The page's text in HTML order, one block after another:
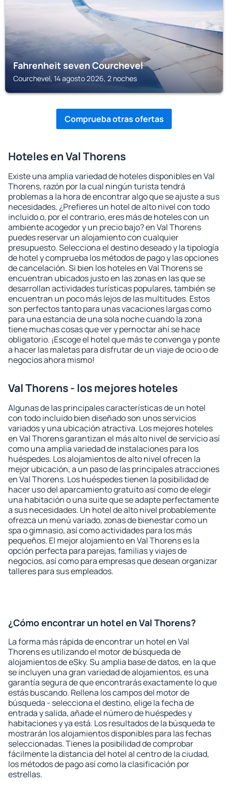
Fahrenheit seven Courchevel
Courchevel, 14 agosto 2026, 2 noches
Comprueba otras ofertas
Hoteles en Val Thorens
Existe una amplia variedad de hoteles disponibles en Val
Thorens, razón por la cual ningún turista tendrá
problemas a la hora de encontrar algo que se ajuste a sus
necesidades. ¿Prefieres un hotel de alto nivel con todo
incluido o, por el contrario, eres más de hoteles con un
ambiente acogedor y un precio bajo? en Val Thorens
puedes reservar un alojamiento con cualquier
presupuesto. Selecciona el destino deseado y la tipología
de hotel y comprueba los métodos de pago y las opciones
de cancelación. Si bien los hoteles en Val Thorens se
encuentran ubicados justo en las zonas en las que se
desarrollan actividades turísticas populares, también se
encuentran un poco más lejos de las multitudes. Estos
son perfectos tanto para unas vacaciones largas como
para una estancia de una sola noche cuando la zona
tiene muchas cosas que ver y pernoctar ahí se hace
obligatorio. ¡Escoge el hotel que más te convenga y ponte
a hacer las maletas para disfrutar de un viaje de ocio o de
negocios ahora mismo!
Val Thorens - los mejores hoteles
Algunas de las principales características de un hotel
con todo incluido bien diseñado son unos servicios
variados y una ubicación atractiva. Los mejores hoteles
en Val Thorens garantizan el más alto nivel de servicio así
como una amplia variedad de instalaciones para los
huéspedes. Los alojamientos de alto nivel ofrecen la
mejor ubicación, a un paso de las principales atracciones
en Val Thorens. Los huéspedes tienen la posibilidad de
hacer uso del aparcamiento gratuito así como de elegir
una habitación o una suite que se adapte perfectamente
a sus necesidades. Un hotel de alto nivel probablemente
ofrezca un menú variado, zonas de bienestar como un
spa o gimnasio, así como actividades para los más
pequeños. El mejor alojamiento en Val Thorens es la
opción perfecta para parejas, familias y viajes de
negocios, así como para empresas que desean organizar
talleres para sus empleados.
¿Cómo encontrar un hotel en Val Thorens?
La forma más rápida de encontrar un hotel en Val
Thorens es utilizando el motor de búsqueda de
alojamientos de eSky. Su amplia base de datos, en la que
se incluyen una gran variedad de alojamientos, es una
garantía segura de que encontrarás exactamente lo que
estás buscando. Rellena los campos del motor de
búsqueda - selecciona el destino, elige la fecha de
entrada y salida, añade el número de huéspedes y
habitaciones y ya está. Los resultados de la búsqueda te
mostrarán los alojamientos disponibles para las fechas
seleccionadas. Tienes la posibilidad de comprobar
fácilmente la distancia del hotel al centro de la ciudad,
los métodos de pago así como la clasificación por
estrellas.